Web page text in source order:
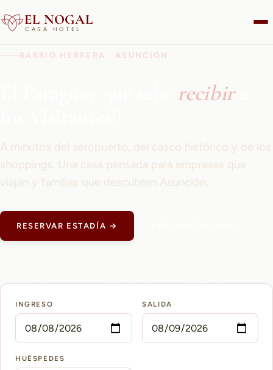
EL NOGAL
CASA HOTEL
BARRIO HERRERA · ASUNCIÓN
recibira
A minutos del aeropuerto, del casco histórico y de los
shoppings. Una casa pensada para empresas que
viajan y familias que descubren Asunción.
RESERVAR ESTADÍA →
15 min
AEROPUERTO PETTIROSSI
10 min
CASCO HISTÓRICO
5 min
INGRESO SALIDA
HUÉSPEDES